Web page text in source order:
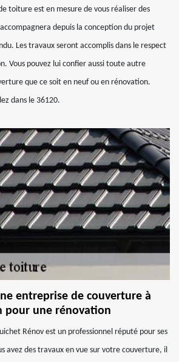
toiture est en mesure de vous réaliser des
depuis la conception du projet
Les travaux seront accomplis dans le respect
Vous pouvez lui confier aussi toute autre
que ce soit en neuf ou en rénovation.
dans le 36120.
entreprise de couverture à
pour une rénovation
Rénov est un professionnel réputé pour ses
avez des travaux en vue sur votre couverture, il